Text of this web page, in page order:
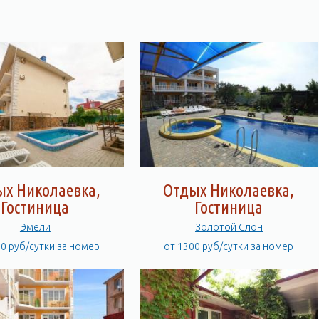
Николаевка,
Гостиница
Эмели
руб/сутки за номер
Отдых Николаевка,
Гостиница
Золотой Слон
от 1300 руб/сутки за номер